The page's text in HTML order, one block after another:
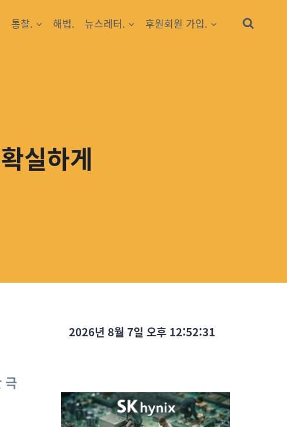
통찰. 해법. 뉴스레터. 후원회원 가입.
실하게
극
2026년 8월 7일 오후 12:52:33